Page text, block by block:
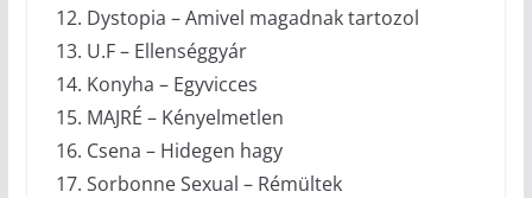
Dystopia – Amivel magadnak tartozol
U.F – Ellenséggyár
Konyha – Egyvicces
MAJRÉ – Kényelmetlen
Csena – Hidegen hagy
Sorbonne Sexual – Rémültek